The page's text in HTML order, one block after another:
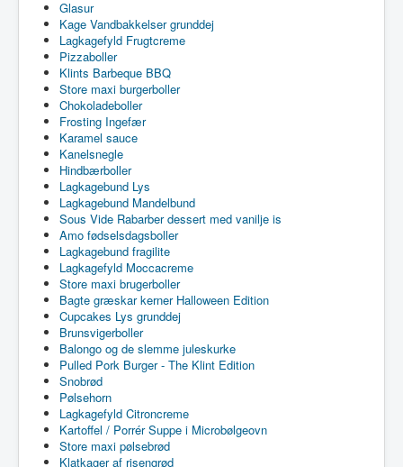
Glasur
Kage Vandbakkelser grunddej
Lagkagefyld Frugtcreme
Pizzaboller
Klints Barbeque BBQ
Store maxi burgerboller
Chokoladeboller
Frosting Ingefær
Karamel sauce
Kanelsnegle
Hindbærboller
Lagkagebund Lys
Lagkagebund Mandelbund
Sous Vide Rabarber dessert med vanilje is
Amo fødselsdagsboller
Lagkagebund fragilite
Lagkagefyld Moccacreme
Store maxi brugerboller
Bagte græskar kerner Halloween Edition
Cupcakes Lys grunddej
Brunsvigerboller
Balongo og de slemme juleskurke
Pulled Pork Burger - The Klint Edition
Snobrød
Pølsehorn
Lagkagefyld Citroncreme
Kartoffel / Porrér Suppe i Microbølgeovn
Store maxi pølsebrød
Klatkager af risengrød